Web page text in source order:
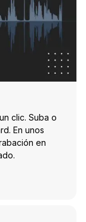
clic. Suba o
En unos
en